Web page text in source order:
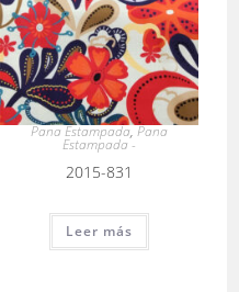
Pana Estampada,Pana
Estampada -
2015-831
Leer más